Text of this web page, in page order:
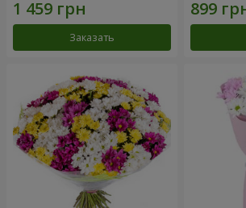
Заказать